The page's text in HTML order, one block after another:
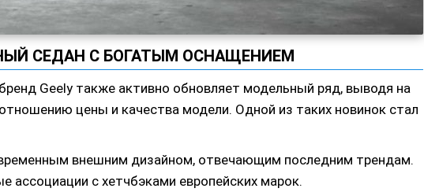
СЕДАН С БОГАТЫМ ОСНАЩЕНИЕМ
Geely также активно обновляет модельный ряд, выводя на
цены и качества модели. Одной из таких новинок стал
внешним дизайном, отвечающим последним трендам.
ассоциации с хетчбэками европейских марок.